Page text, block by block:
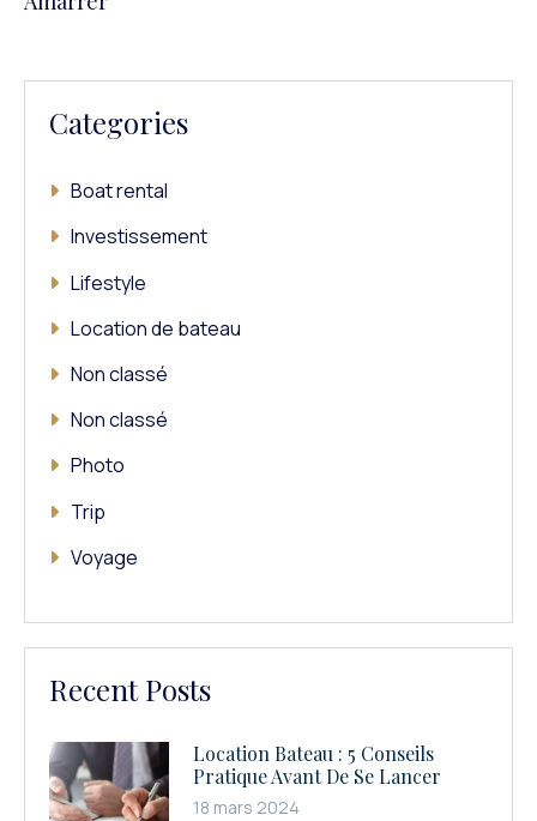
Categories
Boat rental
Investissement
Lifestyle
Location de bateau
Non classé
Non classé
Photo
Trip
Voyage
Recent Posts
Location Bateau : 5 Conseils
Pratique Avant De Se Lancer
18 mars 2024